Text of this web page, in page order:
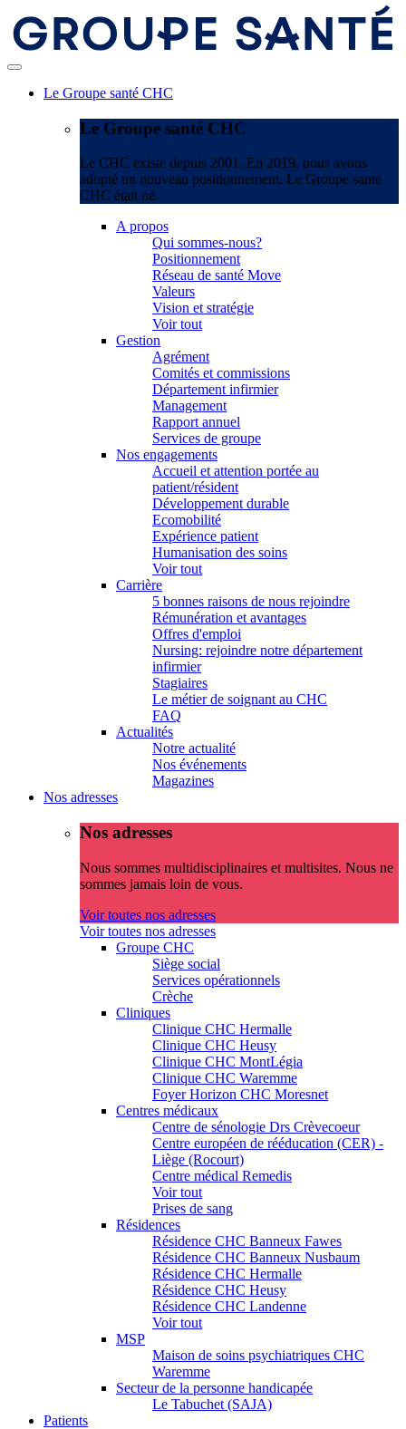
Le Groupe santé CHC
Le Groupe santé CHC
Le CHC existe depuis 2001. En 2019, nous avons
adopté un nouveau positionnement. Le Groupe santé
CHC était né.
A propos
Qui sommes-nous?
Positionnement
Réseau de santé Move
Valeurs
Vision et stratégie
Voir tout
Gestion
Agrément
Comités et commissions
Département infirmier
Management
Rapport annuel
Services de groupe
Nos engagements
Accueil et attention portée au
patient/résident
Développement durable
Ecomobilité
Expérience patient
Humanisation des soins
Voir tout
Carrière
5 bonnes raisons de nous rejoindre
Rémunération et avantages
Offres d'emploi
Nursing: rejoindre notre département
infirmier
Stagiaires
Le métier de soignant au CHC
FAQ
Actualités
Notre actualité
Nos événements
Magazines
Nos adresses
Nos adresses
Nous sommes multidisciplinaires et multisites. Nous ne
sommes jamais loin de vous.
Voir toutes nos adresses
Voir toutes nos adresses
Groupe CHC
Siège social
Services opérationnels
Crèche
Cliniques
Clinique CHC Hermalle
Clinique CHC Heusy
Clinique CHC MontLégia
Clinique CHC Waremme
Foyer Horizon CHC Moresnet
Centres médicaux
Centre de sénologie Drs Crèvecoeur
Centre européen de rééducation (CER) -
Liège (Rocourt)
Centre médical Remedis
Voir tout
Prises de sang
Résidences
Résidence CHC Banneux Fawes
Résidence CHC Banneux Nusbaum
Résidence CHC Hermalle
Résidence CHC Heusy
Résidence CHC Landenne
Voir tout
MSP
Maison de soins psychiatriques CHC
Waremme
Secteur de la personne handicapée
Le Tabuchet (SAJA)
Patients